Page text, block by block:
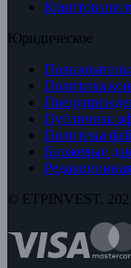
Юридическое
Политика
Публичная
Политика
Биржевые
© ETPINVEST,